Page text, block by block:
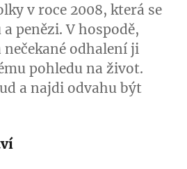
noc:
Drsný
příběh
holky
bez
peněz
v roce 2008, která se
penězi. V hospodě,
odhalení ji
pohledu na život.
a najdi odvahu být